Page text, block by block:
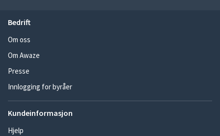
Bedrift
Om oss
Om Awaze
Presse
Innlogging for byråer
Kundeinformasjon
Hjelp